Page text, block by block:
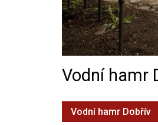
Vodní hamr
Vodní hamr Dobřív